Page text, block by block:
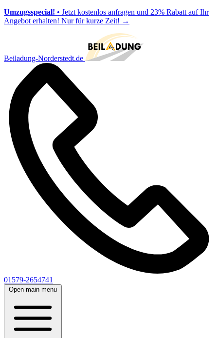
Umzugsspecial! • Jetzt kostenlos anfragen und 23% Rabatt auf Ihr
Angebot erhalten! Nur für kurze Zeit! →
Beiladung-Norderstedt.de
01579-2654741
Open main menu